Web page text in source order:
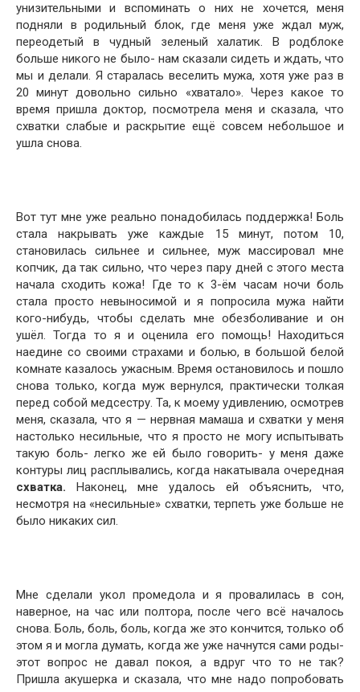
унизительными и вспоминать о них не хочется, меня
подняли в родильный блок, где меня уже ждал муж,
переодетый в чудный зеленый халатик. В родблоке
больше никого не было- нам сказали сидеть и ждать, что
мы и делали. Я старалась веселить мужа, хотя уже раз в
20 минут довольно сильно «хватало». Через какое то
время пришла доктор, посмотрела меня и сказала, что
схватки слабые и раскрытие ещё совсем небольшое и
ушла снова.
Вот тут мне уже реально понадобилась поддержка! Боль
стала накрывать уже каждые 15 минут, потом 10,
становилась сильнее и сильнее, муж массировал мне
копчик, да так сильно, что через пару дней с этого места
начала сходить кожа! Где то к 3-ём часам ночи боль
стала просто невыносимой и я попросила мужа найти
кого-нибудь, чтобы сделать мне обезболивание и он
ушёл. Тогда то я и оценила его помощь! Находиться
наедине со своими страхами и болью, в большой белой
комнате казалось ужасным. Время остановилось и пошло
снова только, когда муж вернулся, практически толкая
перед собой медсестру. Та, к моему удивлению, осмотрев
меня, сказала, что я — нервная мамаша и схватки у меня
настолько несильные, что я просто не могу испытывать
такую боль- легко же ей было говорить- у меня даже
контуры лиц расплывались, когда накатывала очередная
схватка. Наконец, мне удалось ей объяснить, что,
несмотря на «несильные» схватки, терпеть уже больше не
было никаких сил.
Мне сделали укол промедола и я провалилась в сон,
наверное, на час или полтора, после чего всё началось
снова. Боль, боль, боль, когда же это кончится, только об
этом я и могла думать, когда же уже начнутся сами роды-
этот вопрос не давал покоя, а вдруг что то не так?
Пришла акушерка и сказала, что мне надо попробовать